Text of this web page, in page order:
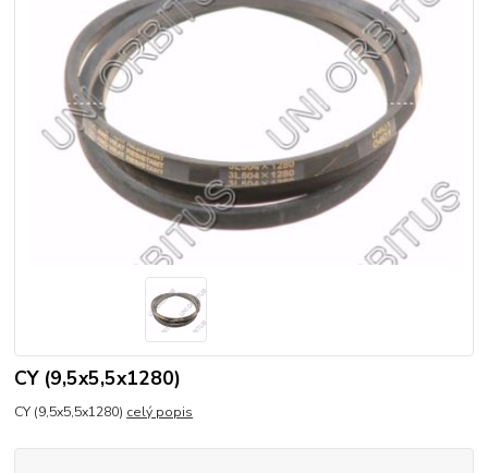
CY (9,5x5,5x1280)
CY (9,5x5,5x1280) celý popis